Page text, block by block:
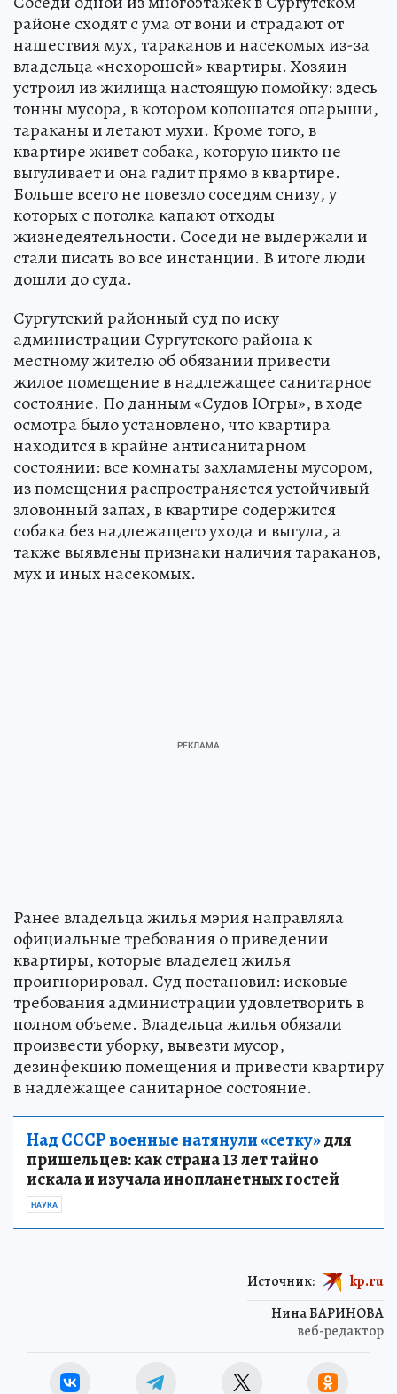
районе сходят с ума от вони и страдают от
нашествия мух, тараканов и насекомых из-за
владельца «нехорошей» квартиры. Хозяин
устроил из жилища настоящую помойку: здесь
тонны мусора, в котором копошатся опарыши,
тараканы и летают мухи. Кроме того, в
квартире живет собака, которую никто не
выгуливает и она гадит прямо в квартире.
Больше всего не повезло соседям снизу, у
которых с потолка капают отходы
жизнедеятельности. Соседи не выдержали и
стали писать во все инстанции. В итоге люди
дошли до суда.
Сургутский районный суд по иску
администрации Сургутского района к
местному жителю об обязании привести
жилое помещение в надлежащее санитарное
состояние. По данным «Судов Югры», в ходе
осмотра было установлено, что квартира
находится в крайне антисанитарном
состоянии: все комнаты захламлены мусором,
из помещения распространяется устойчивый
зловонный запах, в квартире содержится
собака без надлежащего ухода и выгула, а
также выявлены признаки наличия тараканов,
мух и иных насекомых.
Ранее владельца жилья мэрия направляла
официальные требования о приведении
квартиры, которые владелец жилья
проигнорировал. Суд постановил: исковые
требования администрации удовлетворить в
полном объеме. Владельца жилья обязали
произвести уборку, вывезти мусор,
дезинфекцию помещения и привести квартиру
в надлежащее санитарное состояние.
Над СССР военные натянули «сетку»для
пришельцев: как страна 13 лет тайно
искала и изучала инопланетных гостей
НАУКА
Нина БАРИНОВА
веб-редактор
Источник: kp.ru